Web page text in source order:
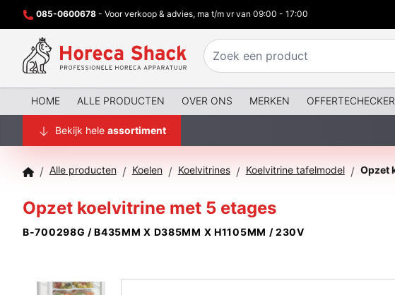
085-0600678 - Voor verkoop & advies, ma t/m vr van 09:00 - 17:00
HOME ALLE PRODUCTEN OVER ONS MERKEN OFFERTECHECKER
Bekijk hele assortiment
/ Alle producten / Koelen / Koelvitrines / Koelvitrine tafelmodel /
Opzet koelvitrine met 5 etages
B-700298G / B435MM X D385MM X H1105MM / 230V